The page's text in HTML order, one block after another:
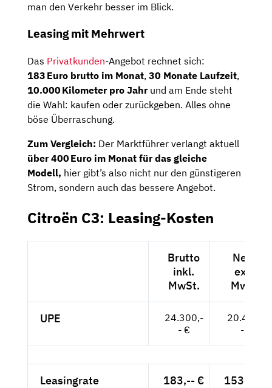
man den Verkehr besser im Blick.
Leasing mit Mehrwert
Das Privatkunden-Angebot rechnet sich:
183 Euro brutto im Monat, 30 Monate Laufzeit,
10.000 Kilometer pro Jahrund am Ende steht
die Wahl: kaufen oder zurückgeben. Alles ohne
böse Überraschung.
Zum Vergleich: Der Marktführer verlangt aktuell
über 400 Euro im Monat für das gleiche
Modell, hier gibt’s also nicht nur den günstigeren
Strom, sondern auch das bessere Angebot.
Citroën C3: Leasing-Kosten
Brutto
inkl.
MwSt.
Netto
exkl.
MwSt.
UPE
24.300,-
- €
20.420,-
- €
Leasingrate 183,-- € 153,78 €